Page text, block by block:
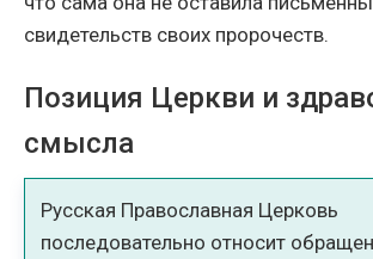
свидетельств своих пророчеств.
Позиция Церкви и
смысла
Русская Православная Церковь
последовательно относит